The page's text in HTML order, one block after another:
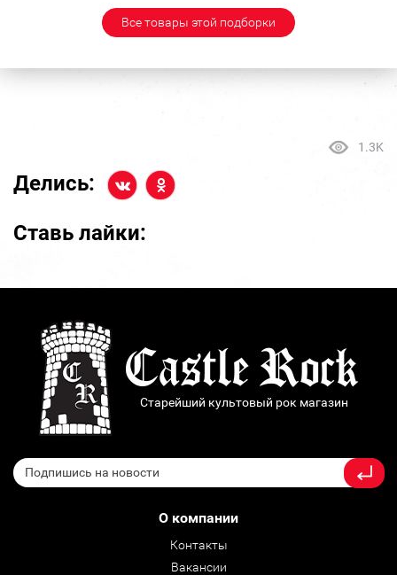
Все товары этой подборки
1.3K
Делись:
Ставь лайки:
Старейший культовый рок магазин
О компании
Контакты
Вакансии